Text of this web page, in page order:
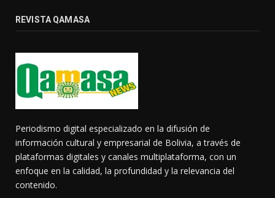
REVISTA QAMASA
Periodismo digital especializado en la difusión de
información cultural y empresarial de Bolivia, a través de
plataformas digitales y canales multiplataforma, con un
enfoque en la calidad, la profundidad y la relevancia del
contenido.